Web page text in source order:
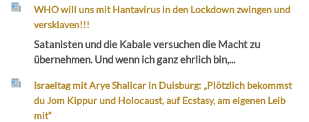
WHO will uns mit Hantavirus in den Lockdown zwingen und
versklaven!!!
Satanisten und die Kabale versuchen die Macht zu
übernehmen. Und wenn ich ganz ehrlich bin,...
Israeltag mit Arye Shalicar in Duisburg: „Plötzlich bekommst
du Jom Kippur und Holocaust, auf Ecstasy, am eigenen Leib
mit“